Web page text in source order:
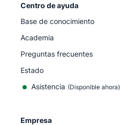
Centro de ayuda
Base de conocimiento
Academia
Preguntas frecuentes
Estado
Asistencia (Disponible ahora)
Empresa